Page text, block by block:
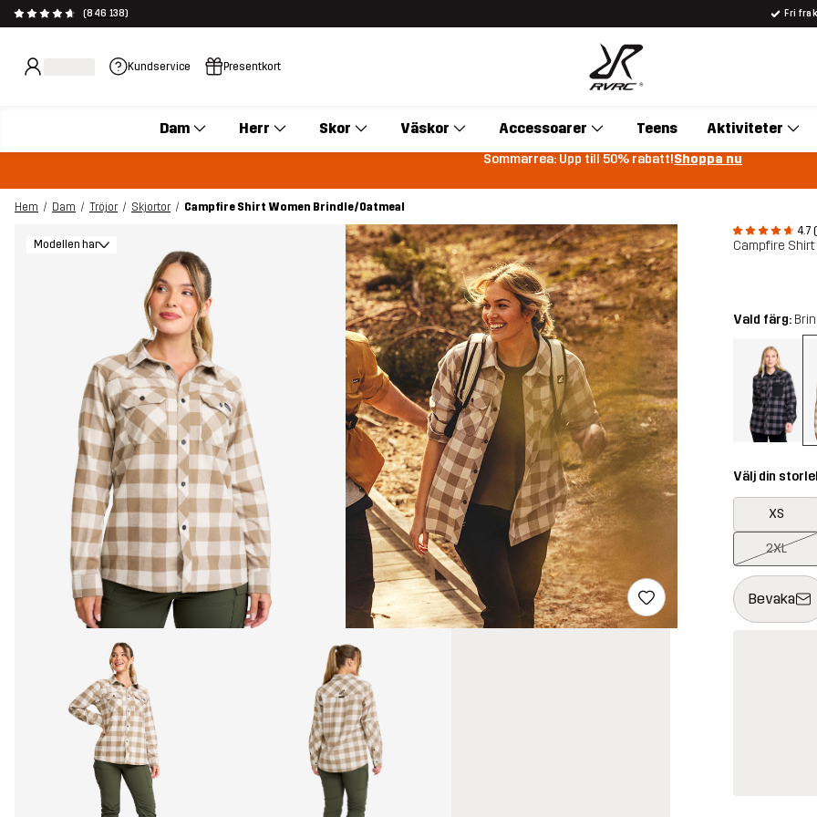
(846 138) Fri
Kundservice Presentkort
Dam Herr Skor Väskor Accessoarer Teens Aktiviteter
Sommarrea: Upp till 50% rabatt!Shoppa nu
Hem Dam Tröjor Skjortor
Campfire Shirt Women Brindle/Oatmeal
4.7
Campfire
Modellen har
Vald färg:
Välj din
XS
2XL
Bevaka
Denna
{{size}} inte